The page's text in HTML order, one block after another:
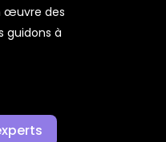
œuvre des
guidons à